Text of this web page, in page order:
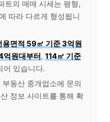
트의 매매 시세는 평형,
따라 다르게 형성됩니
용면적 59㎡ 기준 3억원
억원대부터, 114㎡ 기준
어 있습니다.
동산 중개업소에 문의
정보 사이트를 통해 확